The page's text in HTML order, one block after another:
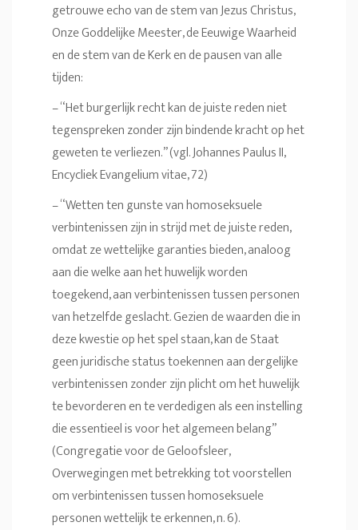
getrouwe echo van de stem van Jezus Christus,
Onze Goddelijke Meester, de Eeuwige Waarheid
en de stem van de Kerk en de pausen van alle
tijden:
– “Het burgerlijk recht kan de juiste reden niet
tegenspreken zonder zijn bindende kracht op het
geweten te verliezen.” (vgl. Johannes Paulus II,
Encycliek Evangelium vitae, 72)
– “Wetten ten gunste van homoseksuele
verbintenissen zijn in strijd met de juiste reden,
omdat ze wettelijke garanties bieden, analoog
aan die welke aan het huwelijk worden
toegekend, aan verbintenissen tussen personen
van hetzelfde geslacht. Gezien de waarden die in
deze kwestie op het spel staan, kan de Staat
geen juridische status toekennen aan dergelijke
verbintenissen zonder zijn plicht om het huwelijk
te bevorderen en te verdedigen als een instelling
die essentieel is voor het algemeen belang”
(Congregatie voor de Geloofsleer,
Overwegingen met betrekking tot voorstellen
om verbintenissen tussen homoseksuele
personen wettelijk te erkennen, n. 6).